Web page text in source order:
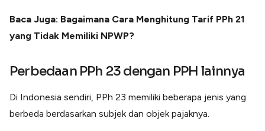
Baca Juga: Bagaimana Cara Menghitung Tarif PPh 21
yang Tidak Memiliki NPWP?
Perbedaan PPh 23 dengan PPH lainnya
Di Indonesia sendiri, PPh 23 memiliki beberapa jenis yang
berbeda berdasarkan subjek dan objek pajaknya.